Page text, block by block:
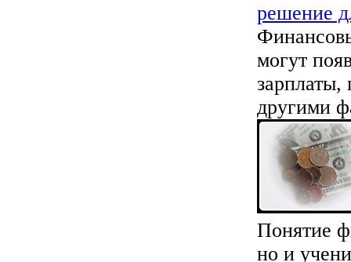
решение
могут
зарплаты,
другими
Понятие
но и